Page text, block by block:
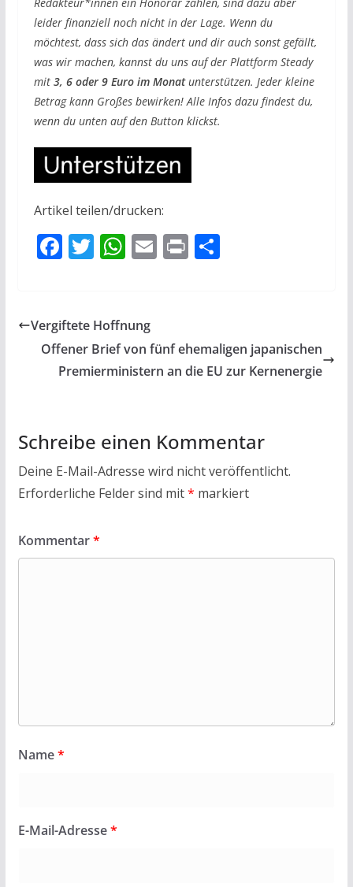
leider finanziell noch nicht in der Lage. Wenn du
möchtest, dass sich das ändert und dir auch sonst gefällt,
was wir machen, kannst du uns auf der Plattform Steady
mit 3, 6 oder 9 Euro im Monatunterstützen. Jeder kleine
Betrag kann Großes bewirken! Alle Infos dazu findest du,
wenn du unten auf den Button klickst.
Artikel teilen/drucken:
F
ac
b
o
o
T
w
er
W
h
s
A
p
E
m
Pr
in
T
Vergiftete Hoffnung
Offener Brief von fünf ehemaligen japanischen
Premierministern an die EU zur Kernenergie
Schreibe einen Kommentar
Deine E-Mail-Adresse wird nicht veröffentlicht.
Erforderliche Felder sind mit* markiert
Kommentar*
Name*
E-Mail-Adresse*